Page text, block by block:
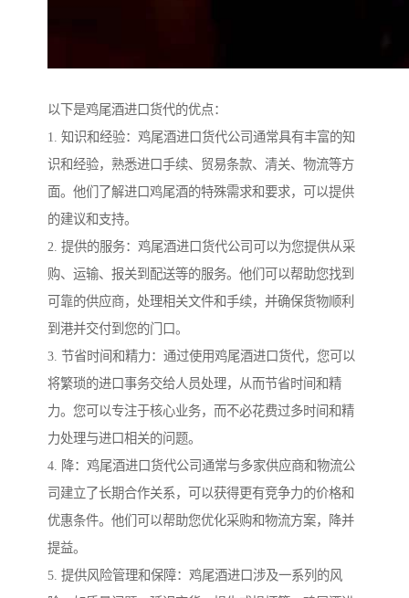
以下是鸡尾酒进口货代的优点：
1. 知识和经验：鸡尾酒进口货代公司通常具有丰富的知
识和经验，熟悉进口手续、贸易条款、清关、物流等方
面。他们了解进口鸡尾酒的特殊需求和要求，可以提供
的建议和支持。
2. 提供的服务：鸡尾酒进口货代公司可以为您提供从采
购、运输、报关到配送等的服务。他们可以帮助您找到
可靠的供应商，处理相关文件和手续，并确保货物顺利
到港并交付到您的门口。
3. 节省时间和精力：通过使用鸡尾酒进口货代，您可以
将繁琐的进口事务交给人员处理，从而节省时间和精
力。您可以专注于核心业务，而不必花费过多时间和精
力处理与进口相关的问题。
4. 降：鸡尾酒进口货代公司通常与多家供应商和物流公
司建立了长期合作关系，可以获得更有竞争力的价格和
优惠条件。他们可以帮助您优化采购和物流方案，降并
提益。
5. 提供风险管理和保障：鸡尾酒进口涉及一系列的风